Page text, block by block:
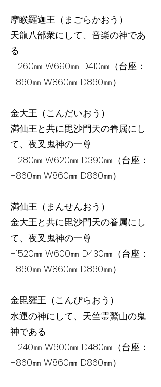
摩睺羅迦王（まごらかおう）
天龍八部衆にして、音楽の神であ
る
H1260㎜ W690㎜ D410㎜（台座：
H860㎜ W860㎜ D860㎜）
金大王（こんだいおう）
満仙王と共に毘沙門天の眷属にし
て、夜叉鬼神の一尊
H1280㎜ W620㎜ D390㎜（台座：
H860㎜ W860㎜ D860㎜）
満仙王（まんせんおう）
金大王と共に毘沙門天の眷属にし
て、夜叉鬼神の一尊
H1520㎜ W600㎜ D430㎜（台座：
H860㎜ W860㎜ D860㎜）
金毘羅王（こんぴらおう）
水運の神にして、天竺霊鷲山の鬼
神である
H1240㎜ W600㎜ D480㎜（台座：
H860㎜ W860㎜ D860㎜）